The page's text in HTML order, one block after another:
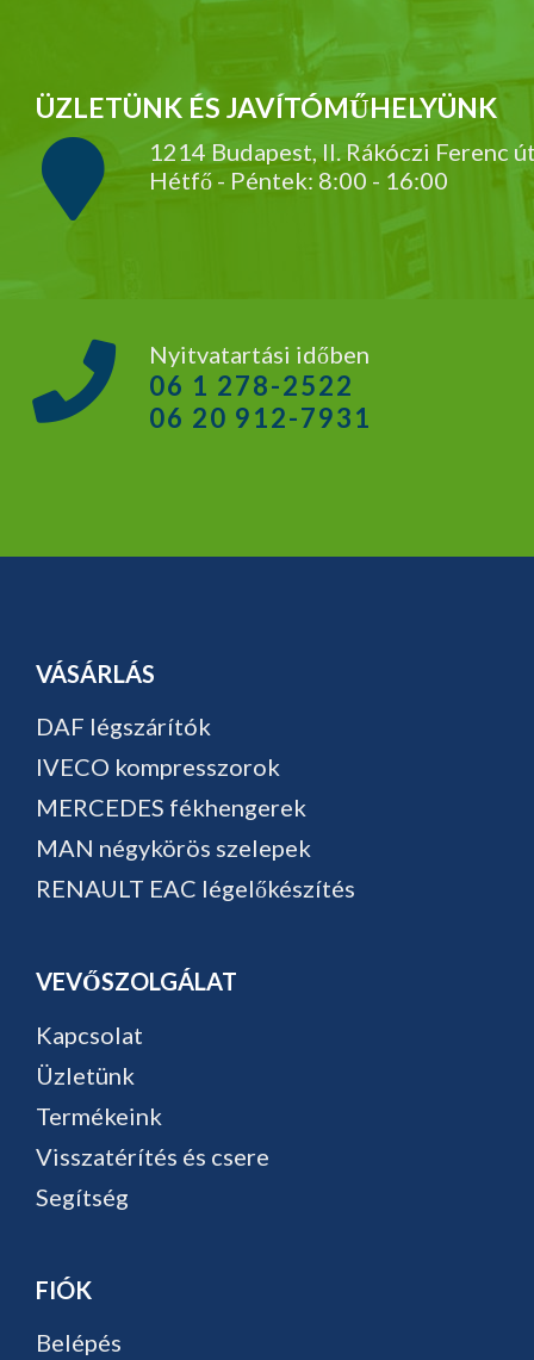
ÜZLETÜNK ÉS JAVÍTÓMŰHELYÜNK
1214 Budapest, II. Rákóczi Ferenc
Hétfő - Péntek: 8:00 - 16:00
Nyitvatartási időben
06 1 278-2522
06 20 912-7931
VÁSÁRLÁS
DAF légszárítók
IVECO kompresszorok
MERCEDES fékhengerek
MAN négykörös szelepek
RENAULT EAC légelőkészítés
VEVŐSZOLGÁLAT
Kapcsolat
Üzletünk
Termékeink
Visszatérítés és csere
Segítség
FIÓK
Belépés